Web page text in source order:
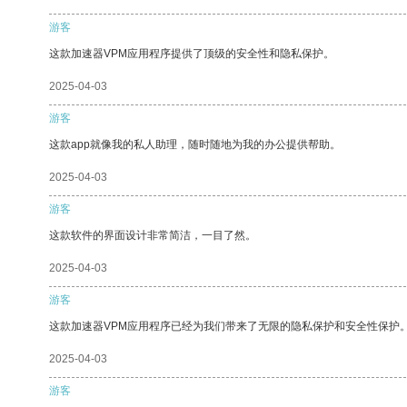
游客
这款加速器VPM应用程序提供了顶级的安全性和隐私保护。
2025-04-03
游客
这款app就像我的私人助理，随时随地为我的办公提供帮助。
2025-04-03
游客
这款软件的界面设计非常简洁，一目了然。
2025-04-03
游客
这款加速器VPM应用程序已经为我们带来了无限的隐私保护和安全性保护
2025-04-03
游客